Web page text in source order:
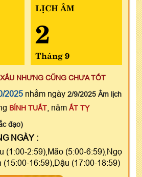
LỊCH ÂM
2
Tháng 9
NHƯNG CŨNG CHƯA TỐT
2025 nhằm ngày 2/9/2025 Âm lịch
BÍNH TUẤT , năm ẤT TỴ
đạo)
NGÀY :
(1:00-2:59),Mão (5:00-6:59),Ngọ
(15:00-16:59),Dậu (17:00-18:59)